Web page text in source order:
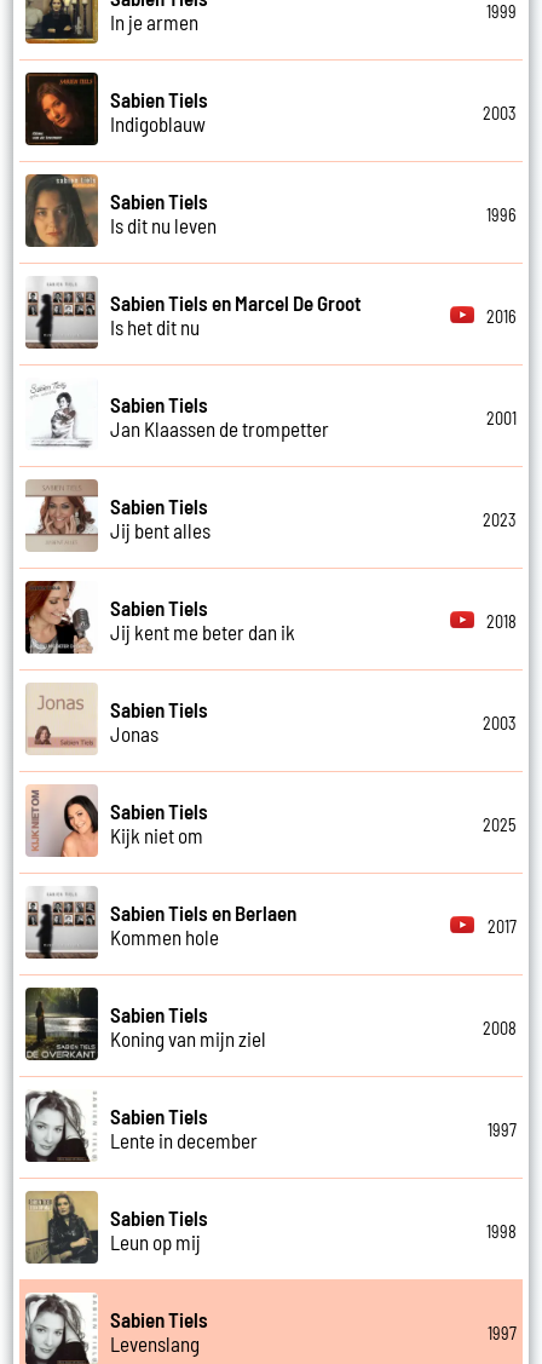
In je armen
1999
Sabien Tiels
Indigoblauw
2003
Sabien Tiels
Is dit nu leven
1996
Sabien Tiels en Marcel De Groot
Is het dit nu
2016
Sabien Tiels
Jan Klaassen de trompetter
2001
Sabien Tiels
Jij bent alles
2023
Sabien Tiels
Jij kent me beter dan ik
2018
Sabien Tiels
Jonas
2003
Sabien Tiels
Kijk niet om
2025
Sabien Tiels en Berlaen
Kommen hole
2017
Sabien Tiels
Koning van mijn ziel
2008
Sabien Tiels
Lente in december
1997
Sabien Tiels
Leun op mij
1998
Sabien Tiels
Levenslang
1997